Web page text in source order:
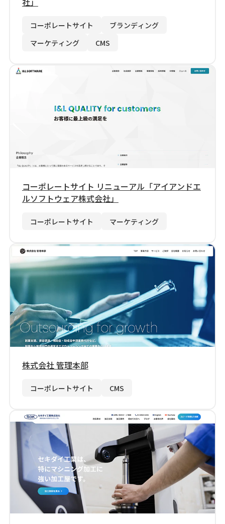
お問い合わせ
コーポレートサイト
ブランディング
マーケティング
CMS
コーポレートサイト リニューアル「アイアンドエ
ルソフトウェア株式会社」
コーポレートサイト マーケティング
株式会社 管理本部
コーポレートサイト CMS